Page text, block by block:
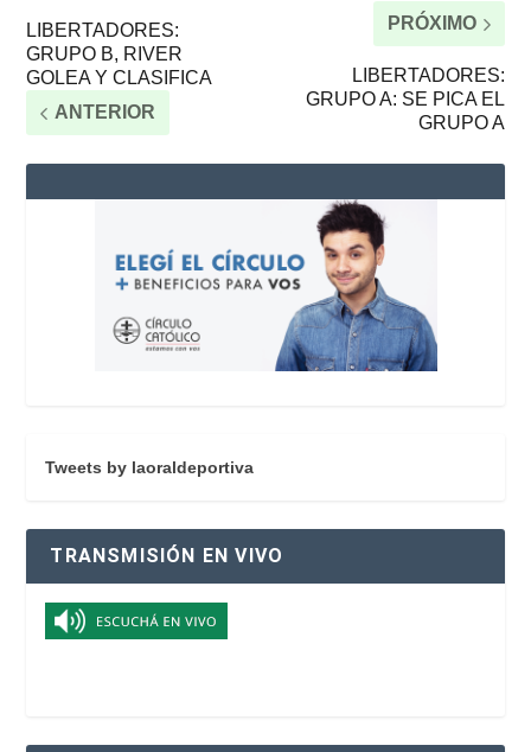
LIBERTADORES:
GRUPO B, RIVER
GOLEA Y CLASIFICA
ANTERIOR
PRÓXIMO
LIBERTADORES:
GRUPO A: SE PICA EL
GRUPO A
Tweets by laoraldeportiva
TRANSMISIÓN EN VIVO